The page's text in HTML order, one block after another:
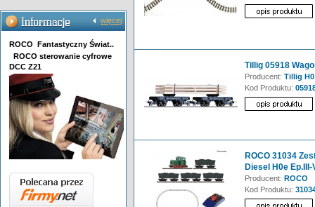
więcej
ROCO Fantastyczny Świat..
ROCO sterowanie cyfrowe
DCC Z21
Tillig 05918
Producent: Tillig H0
Kod Produktu:
ROCO 31034
Diesel H0e Ep.III-
Producent: ROCO
Kod Produktu: